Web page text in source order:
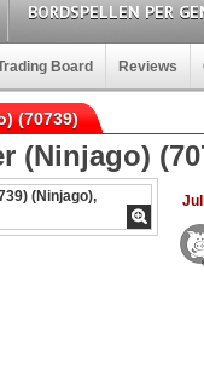
BORDSPELLEN PER
Board Reviews
(70739)
(Ninjago)